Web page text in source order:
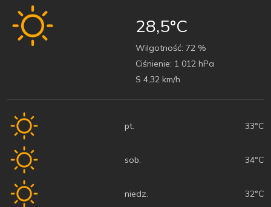
28,5°C
Wilgotność: 72 %
Ciśnienie: 1 012 hPa
S 4,32 km/h
pt. 33°C
sob. 34°C
niedz. 32°C